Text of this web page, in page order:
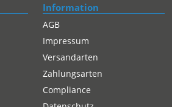
Information
AGB
Impressum
Versandarten
Zahlungsarten
Compliance